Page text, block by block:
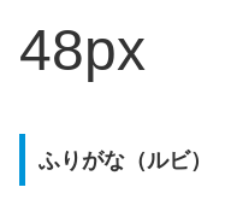
48px
ふりがな（ルビ）